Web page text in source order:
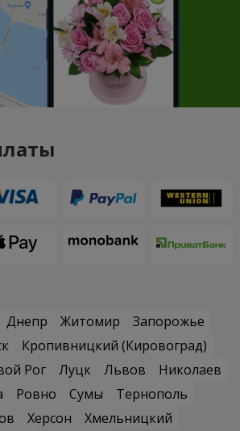
Днепр Житомир
Запорожье
Кропивницкий (Кировоград)
Рог Луцк Львов
Николаев
Ровно Сумы
Тернополь
Херсон
Хмельницкий